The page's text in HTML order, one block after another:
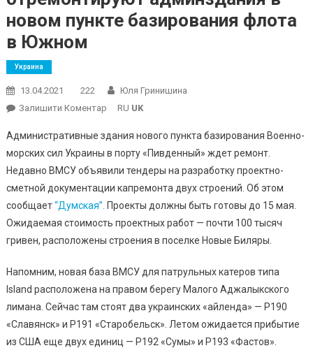
новом пункте базирования флота
в Южном
Украина
13.04.2021 222
Юля Гринишина
Залишити КоментарOn
Морские
Силы
Украины
Отремонтируют
Админздания
В
Новом
Базирования
RU UK
Административные здания нового пункта базирования Военно-
морских сил Украины в порту «Пивденный» ждет ремонт.
Недавно ВМСУ объявили тендеры на разработку проектно-
сметной документации капремонта двух строений. Об этом
сообщает“Думская”. Проекты должны быть готовы до 15 мая.
Ожидаемая стоимость проектных работ — почти 100 тысяч
гривен, расположены строения в поселке Новые Биляры.
Напомним, новая база ВМСУ для патрульных катеров типа
Island расположена на правом берегу Малого Аджалыкского
лимана. Сейчас там стоят два украинских «айленда» — P190
«Славянск» и P191 «Старобельск». Летом ожидается прибытие
из США еще двух единиц — P192 «Сумы» и P193 «Фастов».